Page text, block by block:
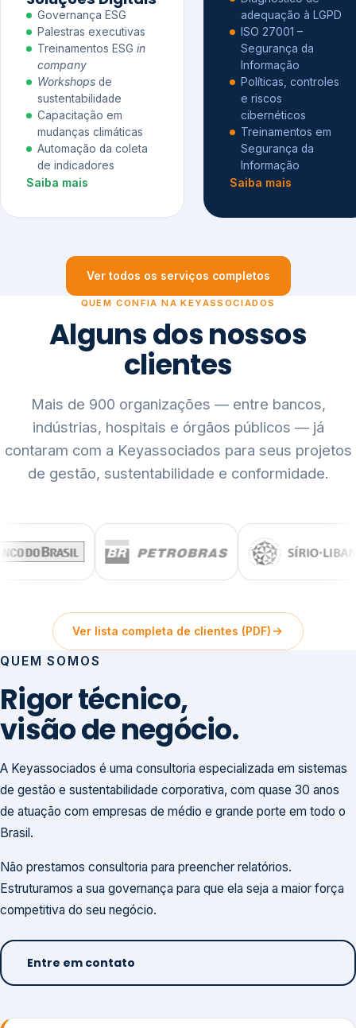
Governança ESG
Palestras executivas
Treinamentos ESG in
company
Workshops de
sustentabilidade
Capacitação em
mudanças climáticas
Automação da coleta
de indicadores
Saiba mais
adequação à LGPD
ISO 27001 –
Segurança da
Informação
Políticas, controles
e riscos
cibernéticos
Treinamentos em
Segurança da
Informação
Saiba mais
Ver todos os serviços completos
QUEM CONFIA NA KEYASSOCIADOS
Alguns dos nossos
clientes
Mais de 900 organizações — entre bancos,
indústrias, hospitais e órgãos públicos — já
contaram com a Keyassociados para seus projetos
de gestão, sustentabilidade e conformidade.
Ver lista completa de clientes (PDF)
QUEM SOMOS
Rigor técnico,
visão de negócio.
A Keyassociados é uma consultoria especializada em sistemas
de gestão e sustentabilidade corporativa, com quase 30 anos
de atuação com empresas de médio e grande porte em todo o
Brasil.
Não prestamos consultoria para preencher relatórios.
Estruturamos a sua governança para que ela seja a maior força
competitiva do seu negócio.
Entre em contato